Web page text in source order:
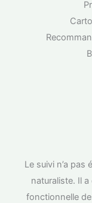
Le suivi n’a
naturaliste. Il
fonctionnelle